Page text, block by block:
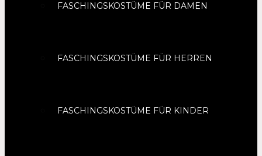
FASCHINGSKOSTÜME FÜR DAMEN
FASCHINGSKOSTÜME FÜR HERREN
FASCHINGSKOSTÜME FÜR KINDER